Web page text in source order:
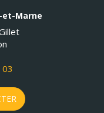
et-Marne